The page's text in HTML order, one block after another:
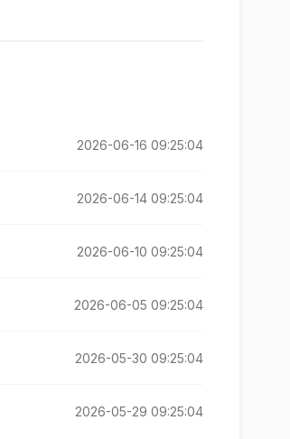
2026-06-16 09:25:04
2026-06-14 09:25:04
2026-06-10 09:25:04
2026-06-05 09:25:04
2026-05-30 09:25:04
2026-05-29 09:25:04